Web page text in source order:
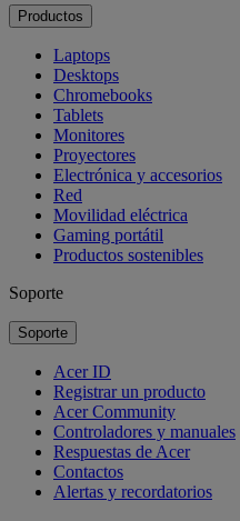
Productos
Laptops
Desktops
Chromebooks
Tablets
Monitores
Proyectores
Electrónica y accesorios
Red
Movilidad eléctrica
Gaming portátil
Productos sostenibles
Soporte
Soporte
Acer ID
Registrar un producto
Acer Community
Controladores y manuales
Respuestas de Acer
Contactos
Alertas y recordatorios